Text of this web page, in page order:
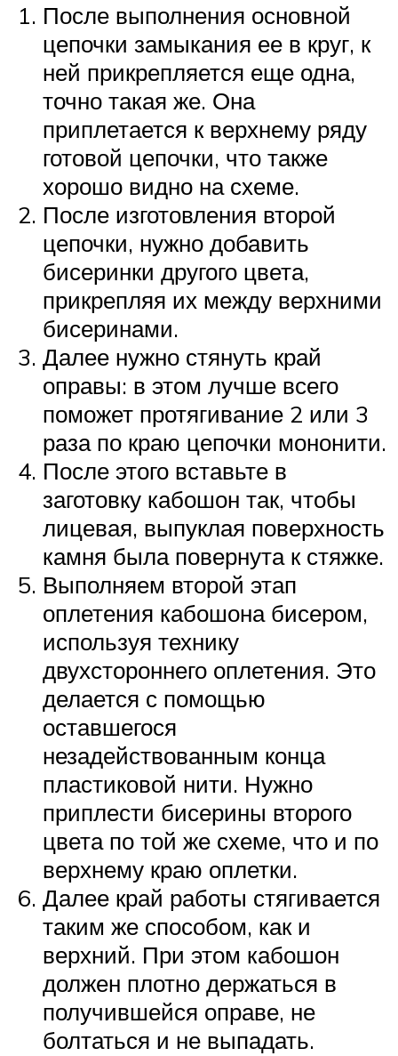
После выполнения основной
цепочки замыкания ее в круг, к
ней прикрепляется еще одна,
точно такая же. Она
приплетается к верхнему ряду
готовой цепочки, что также
хорошо видно на схеме.
После изготовления второй
цепочки, нужно добавить
бисеринки другого цвета,
прикрепляя их между верхними
бисеринами.
Далее нужно стянуть край
оправы: в этом лучше всего
поможет протягивание 2 или 3
раза по краю цепочки мононити.
После этого вставьте в
заготовку кабошон так, чтобы
лицевая, выпуклая поверхность
камня была повернута к стяжке.
Выполняем второй этап
оплетения кабошона бисером,
используя технику
двухстороннего оплетения. Это
делается с помощью
оставшегося
незадействованным конца
пластиковой нити. Нужно
приплести бисерины второго
цвета по той же схеме, что и по
верхнему краю оплетки.
Далее край работы стягивается
таким же способом, как и
верхний. При этом кабошон
должен плотно держаться в
получившейся оправе, не
болтаться и не выпадать.